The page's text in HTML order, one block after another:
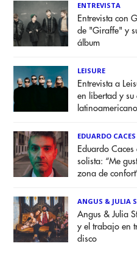
ENTREVISTA
Entrevista con
de "Giraffe" y
álbum
LEISURE
Entrevista a
en libertad y
latinoamericano
EDUARDO CACES
Eduardo Caces
solista: “Me
zona de
ANGUS & JULIA
Angus & Julia
y el trabajo en
disco